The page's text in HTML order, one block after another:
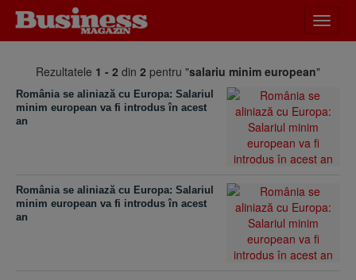
meniu
Rezultatele 1 - 2 din 2 pentru "salariu minim european"
România se aliniază cu Europa: Salariul
minim european va fi introdus în acest
an
România se aliniază cu Europa: Salariul
minim european va fi introdus în acest
an